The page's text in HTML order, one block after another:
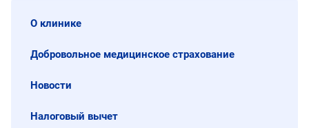
О клинике
Добровольное медицинское страхование
Новости
Налоговый вычет